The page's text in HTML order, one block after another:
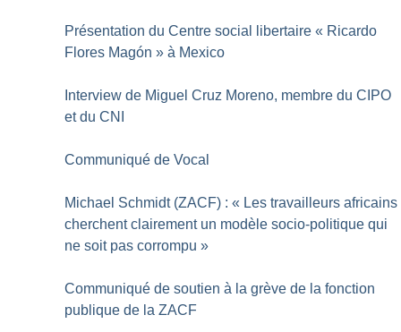
Présentation du Centre social libertaire « Ricardo
Flores Magón » à Mexico
Interview de Miguel Cruz Moreno, membre du CIPO
et du CNI
Communiqué de Vocal
Michael Schmidt (ZACF) : « Les travailleurs africains
cherchent clairement un modèle socio-politique qui
ne soit pas corrompu »
Communiqué de soutien à la grève de la fonction
publique de la ZACF